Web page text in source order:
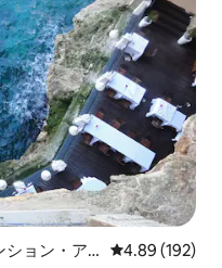
ション・ア
レビュー192
4.89 (192)